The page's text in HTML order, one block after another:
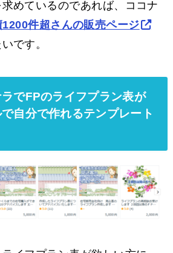
めているのであれば、ココナ
件超さんの販売ページ
です。
でFPのライフプラン表が
自分で作れるテンプレート